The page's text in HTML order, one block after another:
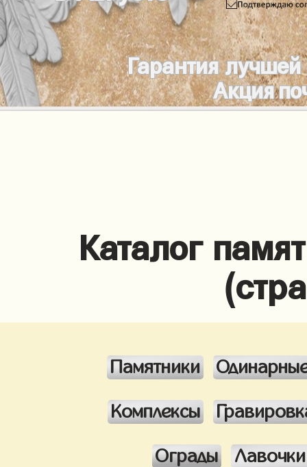
Гарантия
Акция
Каталог
Памятники
Комплексы
Ограды